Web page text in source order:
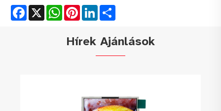
Facebook
X WhatsAppPinterestLinkedIn
Hírek Ajánlások